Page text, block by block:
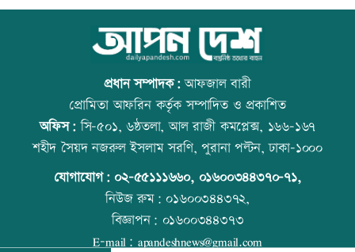
সিন্ডিকেট ভেঙে কৃষকদের লাভ নিশ্চিত করা
হবে: আইনমন্ত্রী
টেলিভিশনে আজকের যত খেলা
শনিবার রাজধানীর যেসব মার্কেট-দর্শনীয় স্থান
বন্ধ
উত্থান-পতনের বাজারে আজ স্বর্ণের ভরি কত
আজ স্বর্ণ-রুপা যে দামে বিক্রি হচ্ছে
কোরআন-হাদিসে নামাজ না পড়ার শাস্তি
প্রধান সম্পাদক:আফজাল বারী
প্রোমিতা আফরিন কর্তৃক সম্পাদিত ও প্রকাশিত
অফিস:সি-৫০১, ৬ষ্ঠতলা, আল রাজী কমপ্লেক্স, ১৬৬-১৬৭
শহীদ সৈয়দ নজরুল ইসলাম সরণি, পুরানা পল্টন, ঢাকা-১০০০
যোগাযোগ: ০২-৫৫১১১৬৬০, ০১৬০০৩৪৪৩৭০-৭১,
নিউজ রুম:০১৬০০৩৪৪৩৭২,
বিজ্ঞাপন: ০১৬০০৩৪৪৩৭৩
E-mail: apandeshnews@gmail.com